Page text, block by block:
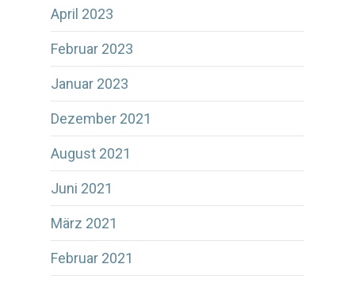
April 2023
Februar 2023
Januar 2023
Dezember 2021
August 2021
Juni 2021
März 2021
Februar 2021